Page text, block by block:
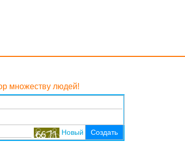
множеству людей!
Новый Создать